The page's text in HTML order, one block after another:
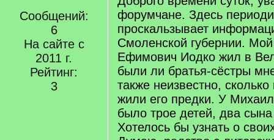
Сообщений:
6
На сайте с
2011 г.
Рейтинг:
3
форумчане. Здесь
проскальзывает
Смоленской губернии.
Ефимович Иодко жил в
были ли братья-сёстры
также неизвестно,
жили его предки. У
было трое детей, два
Хотелось бы узнать о